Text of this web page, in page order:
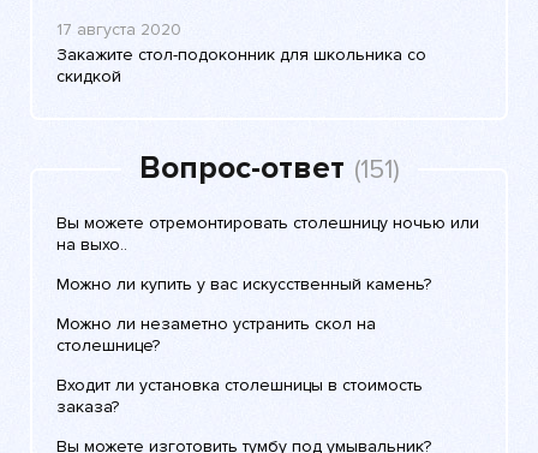
17 августа 2020
Закажите стол-подоконник для школьника со
скидкой
Вопрос-ответ (151)
Вы можете отремонтировать столешницу ночью или
на выхо..
Можно ли купить у вас искусственный камень?
Можно ли незаметно устранить скол на
столешнице?
Входит ли установка столешницы в стоимость
заказа?
Вы можете изготовить тумбу под умывальник?